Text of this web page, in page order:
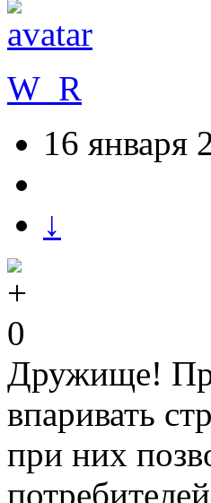
W_R
16 января
↓
0
Дружище!
впаривать
при них